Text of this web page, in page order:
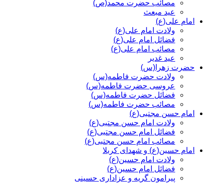
مصائب حضرت محمد(ص)
عید مبعث
امام علی(ع)
ولادت امام علی(ع)
فضائل امام علی(ع)
مصائب امام علی(ع)
عید غدیر
حضرت زهرا(س)
ولادت حضرت فاطمه(س)
عروسی حضرت فاطمه(س)
فضائل حضرت فاطمه(س)
مصائب حضرت فاطمه(س)
امام حسن مجتبی(ع)
ولادت امام حسن مجتبی(ع)
فضائل امام حسن مجتبی(ع)
مصائب امام حسن مجتبی(ع)
امام حسین(ع) و شهدای کربلا
ولادت امام حسین(ع)
فضائل امام حسین(ع)
پیرامون گریه و عزاداری حسینی